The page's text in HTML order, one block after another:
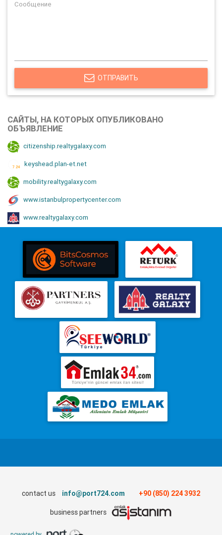
ОТПРАВИТЬ
САЙТЫ, НА КОТОРЫХ ОПУБЛИКОВАНО
ОБЪЯВЛЕНИЕ
citizenship.realtygalaxy.com
keyshead.plan-et.net
mobility.realtygalaxy.com
www.istanbulpropertycenter.com
www.realtygalaxy.com
contact us info@port724.com +90 (850) 224 3932
business partners